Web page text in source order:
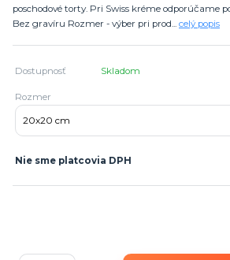
poschodové torty. Pri Swiss kréme odporúčame
Bez gravíru Rozmer - výber pri prod... celý popis
Dostupnosť Skladom
Rozmer
Nie sme platcovia DPH